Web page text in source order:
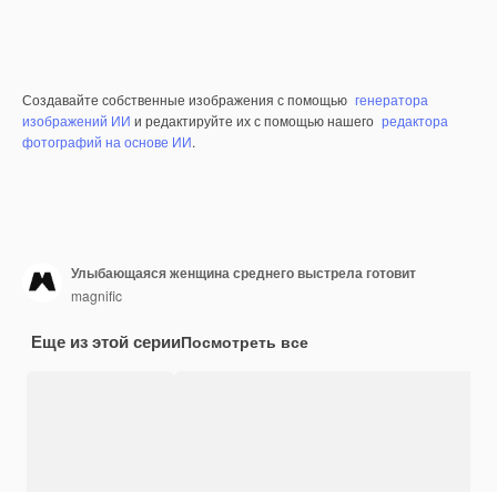
Создавайте собственные изображения с помощью генератора
изображений ИИ и редактируйте их с помощью нашего редактора
фотографий на основе ИИ.
Улыбающаяся женщина среднего выстрела готовит
magnific
Еще из этой серииПосмотреть все